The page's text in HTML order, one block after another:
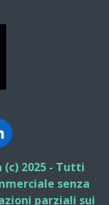
2025 - Tutti
senza
parziali sui